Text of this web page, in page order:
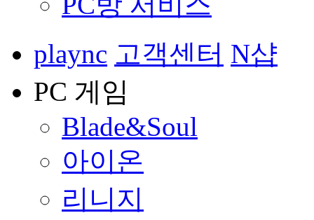
plaync 고객센터 N샵
PC 게임
Blade&Soul
아이온
리니지